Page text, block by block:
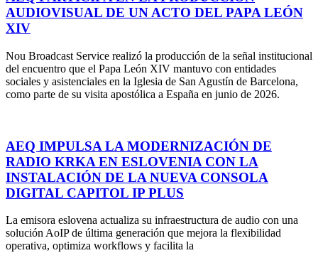
AUDIOVISUAL DE UN ACTO DEL PAPA LEÓN
XIV
Nou Broadcast Service realizó la producción de la señal institucional
del encuentro que el Papa León XIV mantuvo con entidades
sociales y asistenciales en la Iglesia de San Agustín de Barcelona,
como parte de su visita apostólica a España en junio de 2026.
AEQ IMPULSA LA MODERNIZACIÓN DE
RADIO KRKA EN ESLOVENIA CON LA
INSTALACIÓN DE LA NUEVA CONSOLA
DIGITAL CAPITOL IP PLUS
La emisora eslovena actualiza su infraestructura de audio con una
solución AoIP de última generación que mejora la flexibilidad
operativa, optimiza workflows y facilita la